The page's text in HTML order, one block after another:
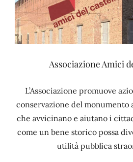
Associazione Amici
L’Associazione promuove
conservazione del monumento
che avvicinano e aiutano i
come un bene storico possa
utilità pubblica